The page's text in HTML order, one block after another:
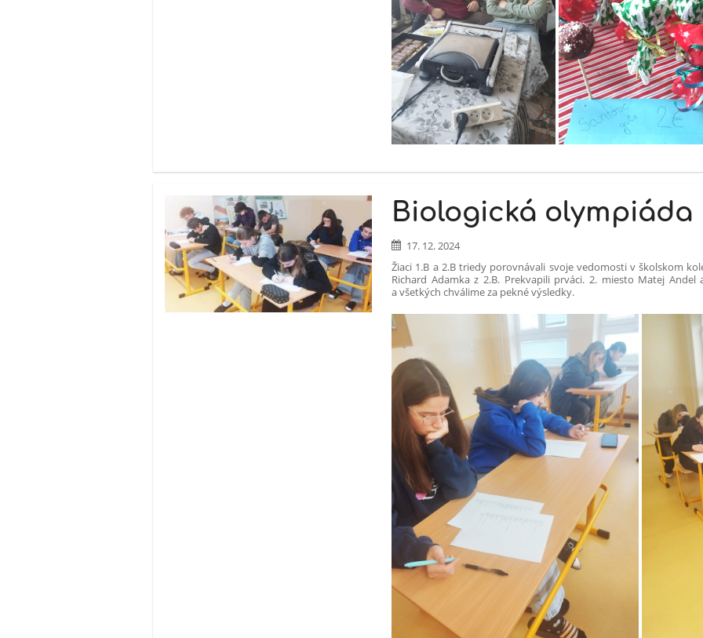
Biologická olympiáda
17. 12. 2024
Žiaci 1.B a 2.B triedy porovnávali svoje vedomosti v školskom
Richard Adamka z 2.B. Prekvapili prváci. 2. miesto Matej
a všetkých chválime za pekné výsledky.